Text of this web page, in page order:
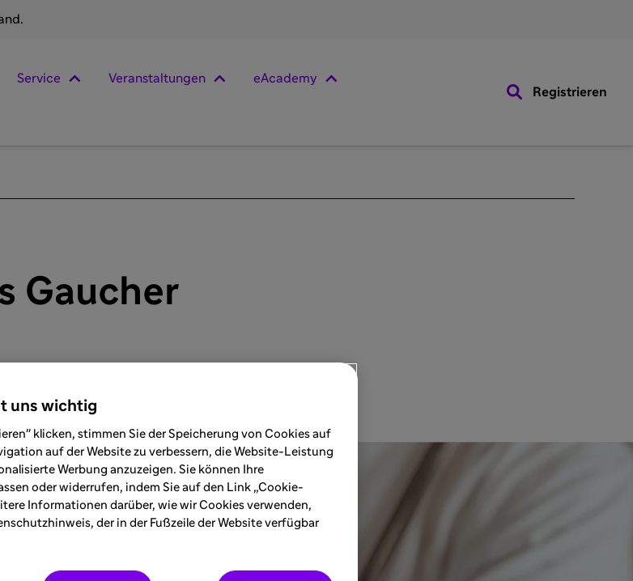
Service Veranstaltungen eAcademy
Registrieren
Gaucher
uns wichtig
klicken, stimmen Sie der Speicherung von Cookies auf
auf der Website zu verbessern, die Website-Leistung
Werbung anzuzeigen. Sie können Ihre
oder widerrufen, indem Sie auf den Link „Cookie-
Informationen darüber, wie wir Cookies verwenden,
der in der Fußzeile der Website verfügbar